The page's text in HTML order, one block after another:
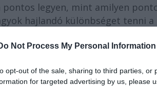
Not Process My Personal Information
opt-out of the sale, sharing to third parties, or
for targeted advertising by us, please
legyen, mint amilyen
hajlandó különbséget tenni a
között. (…)
megütnek a munkahelyén,
lenyelnie az életben
fenomén.